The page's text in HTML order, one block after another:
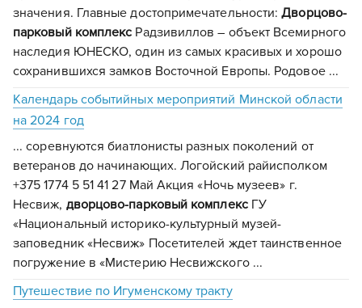
значения. Главные достопримечательности:Дворцово-
парковый комплекс Радзивиллов – объект Всемирного
наследия ЮНЕСКО, один из самых красивых и хорошо
сохранившихся замков Восточной Европы. Родовое ...
Календарь событийных мероприятий Минской области
на 2024 год
... соревнуются биатлонисты разных поколений от
ветеранов до начинающих. Логойский райисполком
+375 1774 5 51 41 27 Май Акция «Ночь музеев» г.
Несвиж, дворцово-парковый комплексГУ
«Национальный историко-культурный музей-
заповедник «Несвиж» Посетителей ждет таинственное
погружение в «Мистерию Несвижского ...
Путешествие по Игуменскому тракту